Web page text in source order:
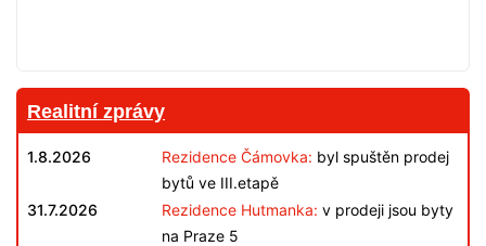
Realitní zprávy
1.8.2026 Rezidence Čámovka: byl spuštěn prodej
bytů ve III.etapě
31.7.2026
Rezidence Hutmanka: v prodeji jsou byty
na Praze 5